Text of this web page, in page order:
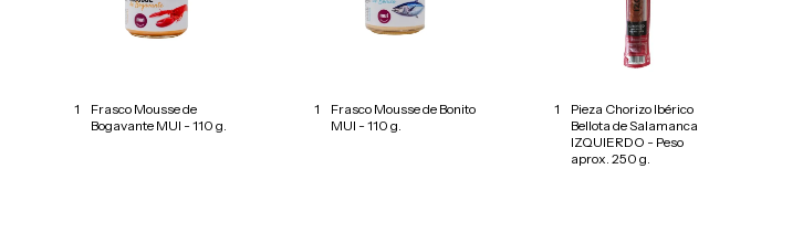
1
Frasco Mousse de
Bogavante MUI - 110 g.
1
Frasco Mousse de Bonito
MUI - 110 g.
1
Pieza Chorizo Ibérico
Bellota de Salamanca
IZQUIERDO - Peso
aprox. 250 g.